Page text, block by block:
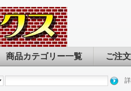
商品カテゴリー一覧 ご注